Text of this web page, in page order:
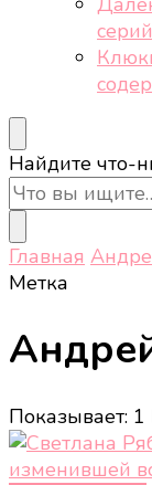
серий
Ищите
что-
то?
Найдите что-
Главная
Метка
Показывает: